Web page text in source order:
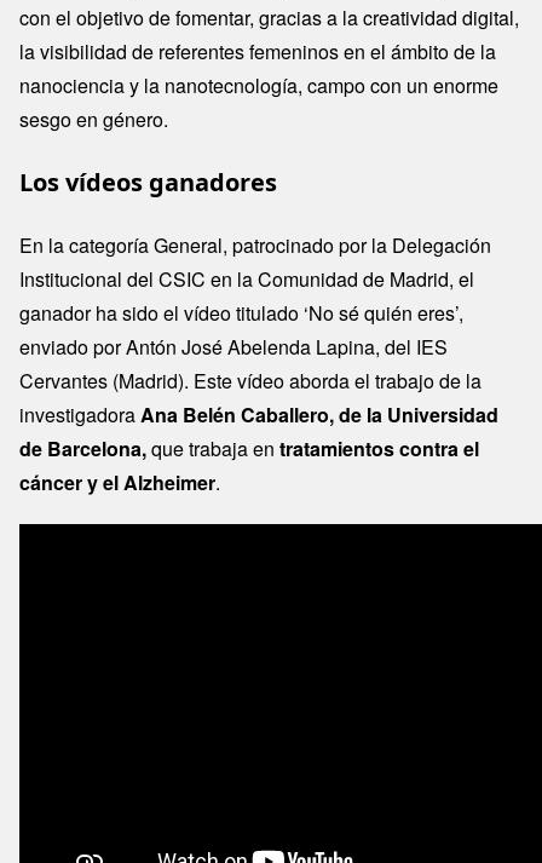
con el objetivo de fomentar, gracias a la creatividad digital,
la visibilidad de referentes femeninos en el ámbito de la
nanociencia y la nanotecnología, campo con un enorme
sesgo en género.
Los vídeos ganadores
En la categoría General, patrocinado por la Delegación
Institucional del CSIC en la Comunidad de Madrid, el
ganador ha sido el vídeo titulado ‘No sé quién eres’,
enviado por Antón José Abelenda Lapina, del IES
Cervantes (Madrid). Este vídeo aborda el trabajo de la
investigadoraAna Belén Caballero, de la Universidad
de Barcelona,que trabaja en tratamientos contra el
cáncer y el Alzheimer.